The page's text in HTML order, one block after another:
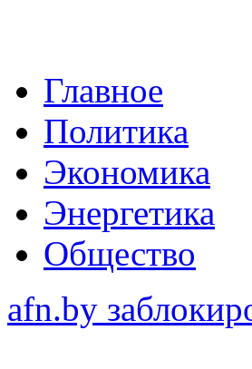
Главное
Политика
Экономика
Энергетика
Общество
afn.by